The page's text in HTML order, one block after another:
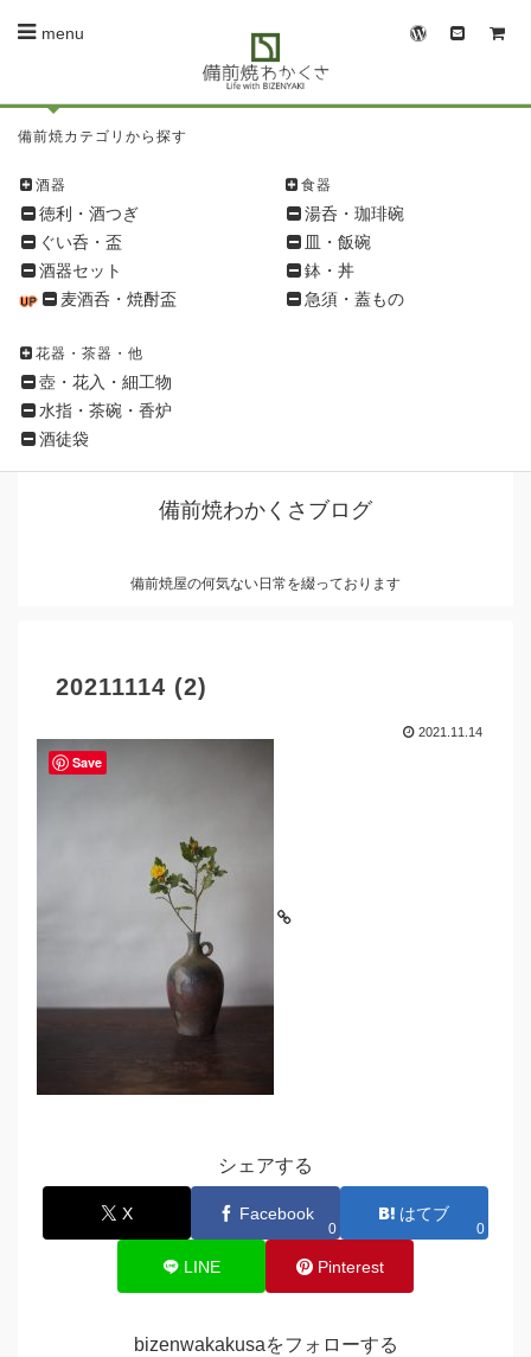
menu
備
焼
シ
ョ
ッ
ン
メ
ニ
ュ
ー
備前焼カテゴリから探す
酒器
徳利・酒つぎ
ぐい呑・盃
酒器セット
麦酒呑・焼酎盃
食器
湯呑・珈琲碗
皿・飯碗
鉢・丼
急須・蓋もの
花器・茶器・他
壺・花入・細工物
水指・茶碗・香炉
酒徒袋
備前焼わかくさブログ
備前焼屋の何気ない日常を綴っております
20211114 (2)
2021.11.14
シェアする
X Facebook
0
はてブ
0
LINE Pinterest
bizenwakakusaをフォローする
Save